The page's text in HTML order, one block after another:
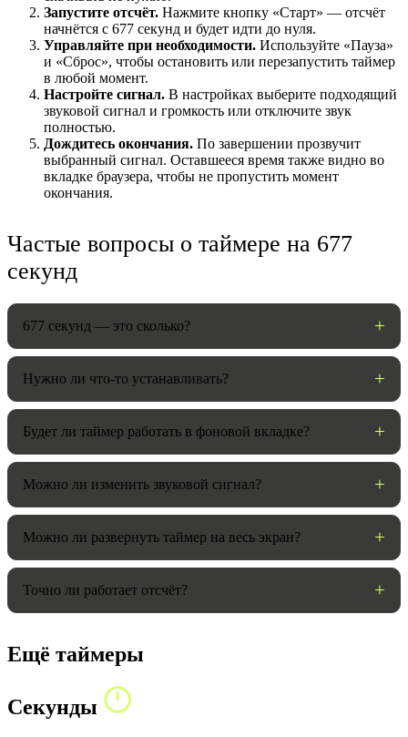
Звуки:
Громкость:
Запустите отсчёт. Нажмите кнопку «Старт» — отсчёт
начнётся с 677 секунд и будет идти до нуля.
Управляйте при необходимости. Используйте «Пауза»
и «Сброс», чтобы остановить или перезапустить таймер
в любой момент.
Настройте сигнал. В настройках выберите подходящий
звуковой сигнал и громкость или отключите звук
полностью.
Дождитесь окончания. По завершении прозвучит
выбранный сигнал. Оставшееся время также видно во
вкладке браузера, чтобы не пропустить момент
окончания.
Частые вопросы о таймере на 677
секунд
677 секунд — это сколько?
Нужно ли что-то устанавливать?
Будет ли таймер работать в фоновой вкладке?
Можно ли изменить звуковой сигнал?
Можно ли развернуть таймер на весь экран?
Точно ли работает отсчёт?
Ещё таймеры
Секунды